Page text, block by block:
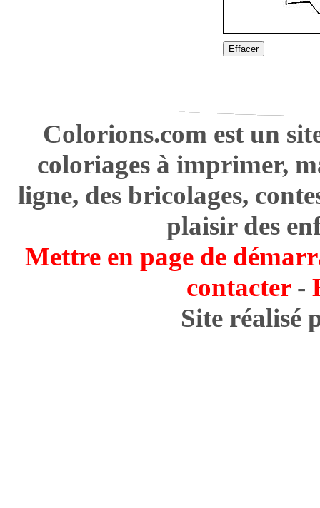
Effacer
Colorions.com est un
coloriages à imprimer,
ligne, des bricolages,
plaisir des
Mettre en page de
contacter-
Site réalisé